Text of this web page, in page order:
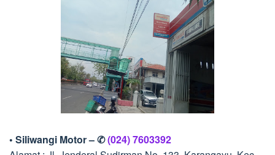
• Siliwangi Motor – ✆(024) 7603392